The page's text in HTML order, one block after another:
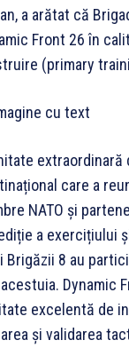
a arătat că
Front 26 în
(primary
extraordinară
care a
NATO și
a exercițiului
Brigăzii 8 au
Dynamic
excelentă de
și validarea